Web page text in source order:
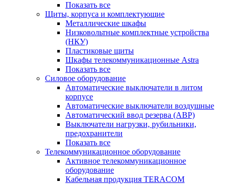
Показать все
Щиты, корпуса и комплектующие
Металлические шкафы
Низковольтные комплектные устройства
(НКУ)
Пластиковые щиты
Шкафы телекоммуникационные Astra
Показать все
Силовое оборудование
Автоматические выключатели в литом
корпусе
Автоматические выключатели воздушные
Автоматический ввод резерва (АВР)
Выключатели нагрузки, рубильники,
предохранители
Показать все
Телекоммуникационное оборудование
Активное телекоммуникационное
оборудование
Кабельная продукция TERACOM